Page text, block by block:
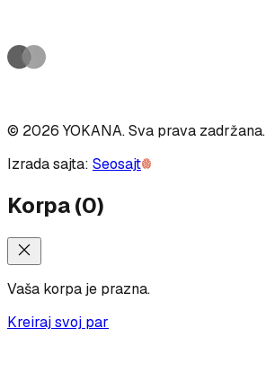
© 2026 YOKANA.Sva prava zadržana.
Izrada sajta: Seosajt
Korpa(0)
Vaša korpa je prazna.
Kreiraj svoj par